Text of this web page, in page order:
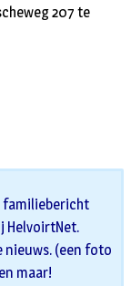
207 te
familiebericht
HelvoirtNet.
nieuws. (een foto
maar!